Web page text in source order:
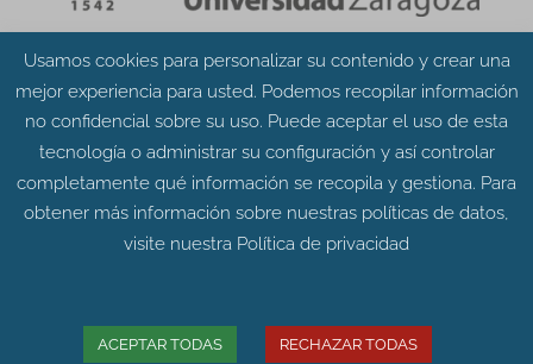
Aviso Legal
Política de Privacidad
Edificio de Geológicas. Pedro Cerbuna 12 - 50009
Usamos cookies para personalizar su contenido y crear una
mejor experiencia para usted. Podemos recopilar información
no confidencial sobre su uso. Puede aceptar el uso de esta
tecnología o administrar su configuración y así controlar
completamente qué información se recopila y gestiona. Para
obtener más información sobre nuestras políticas de datos,
visite nuestra Política de privacidad
ACEPTAR TODAS RECHAZAR TODAS